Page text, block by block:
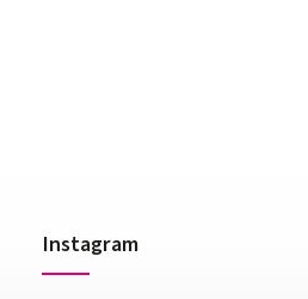
Instagram